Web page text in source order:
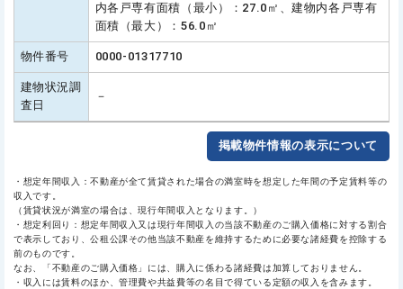
内各戸専有面積（最小）：27.0㎡、建物内各戸専有
面積（最大）：56.0㎡
物件番号 0000-01317710
建物状況調
査日
－
掲載物件情報の表示について
・想定年間収入：不動産が全て賃貸された場合の満室時を想定した年間の予定賃料等の
収入です。
（賃貸状況が満室の場合は、現行年間収入となります。）
・想定利回り：想定年間収入又は現行年間収入の当該不動産のご購入価格に対する割合
で表示しており、公租公課その他当該不動産を維持するために必要な諸経費を控除する
前のものです。
なお、「不動産のご購入価格」には、購入に係わる諸経費は加算しておりません。
・収入には賃料のほか、管理費や共益費等の名目で得ている定額の収入を含みます。